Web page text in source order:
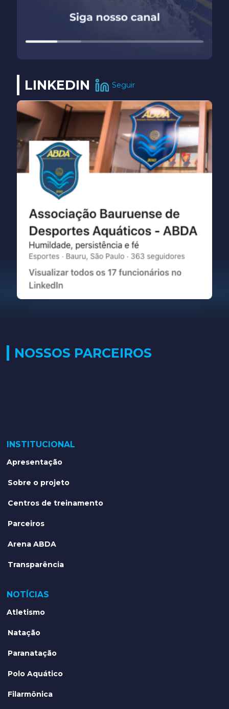
LINKEDIN Seguir
NOSSOS PARCEIROS
INSTITUCIONAL
Apresentação
Sobre o projeto
Centros de treinamento
Parceiros
Arena ABDA
Transparência
NOTÍCIAS
Atletismo
Natação
Paranatação
Polo Aquático
Filarmônica